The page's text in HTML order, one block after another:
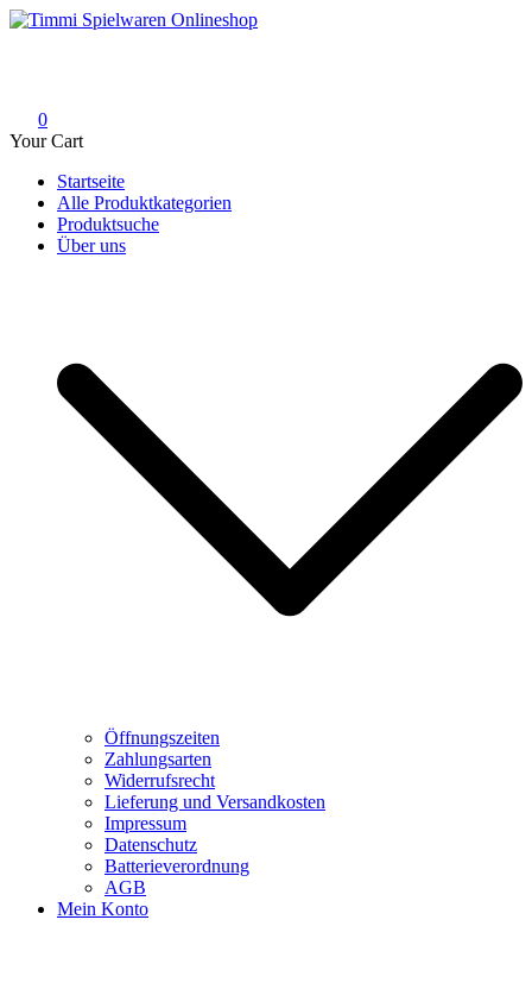
Skip
0
Your Cart
Startseite
Alle Produktkategorien
Produktsuche
Über uns
Öffnungszeiten
Zahlungsarten
Widerrufsrecht
Lieferung und Versandkosten
Impressum
Datenschutz
Batterieverordnung
AGB
Mein Konto